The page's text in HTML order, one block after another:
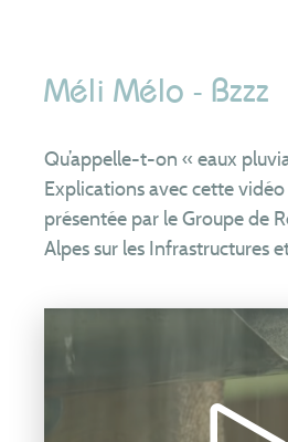
Je réhabilite
Je vends ou j’achète
J’entretiens mon installation
Le SYSEG
Méli Mélo - Bzzz
Qu’appelle-t-on « eaux
Explications avec cette
présentée par leGroupe de
Alpes sur les Infrastructures et